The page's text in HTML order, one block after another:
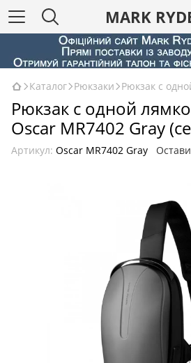
MARK
Каталог Рюкзаки Рюкзак с
Рюкзак с одной
Oscar MR7402 Gray
Артикул: Oscar MR7402 Gray